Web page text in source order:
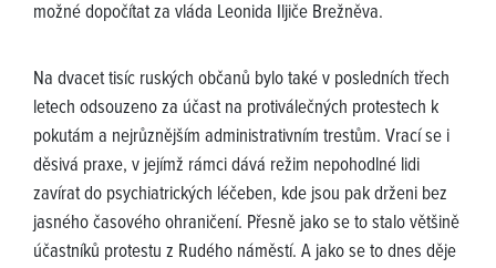
možné dopočítat za vláda Leonida Iljiče Brežněva.
Na dvacet tisíc ruských občanů bylo také v posledních třech
letech odsouzeno za účast na protiválečných protestech k
pokutám a nejrůznějším administrativním trestům. Vrací se i
děsivá praxe, v jejímž rámci dává režim nepohodlné lidi
zavírat do psychiatrických léčeben, kde jsou pak drženi bez
jasného časového ohraničení. Přesně jako se to stalo většině
účastníků protestu z Rudého náměstí. A jako se to dnes děje